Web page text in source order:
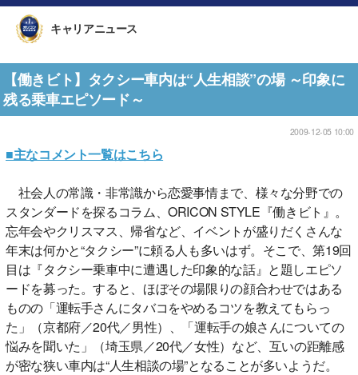
キャリアニュース
【働きビト】タクシー車内は“人生相談”の場 ～印象に
残る乗車エピソード～
2009-12-05 10:00
■主なコメント一覧はこちら
社会人の常識・非常識から恋愛事情まで、様々な分野での
スタンダードを探るコラム、ORICON STYLE『働きビト』。
忘年会やクリスマス、帰省など、イベントが盛りだくさんな
年末は何かと“タクシー”に頼る人も多いはず。そこで、第19回
目は『タクシー乗車中に遭遇した印象的な話』と題しエピソ
ードを募った。すると、ほぼその場限りの顔合わせではある
ものの「運転手さんにタバコをやめるコツを教えてもらっ
た」（京都府／20代／男性）、「運転手の娘さんについての
悩みを聞いた」（埼玉県／20代／女性）など、互いの距離感
が密な狭い車内は“人生相談の場”となることが多いようだ。